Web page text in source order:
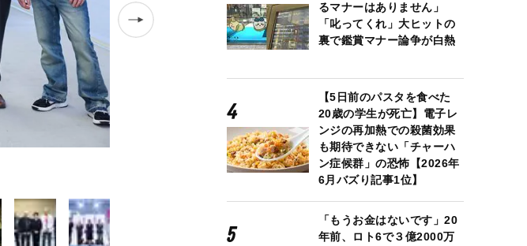
るマナーはありません」
「叱ってくれ」大ヒットの
裏で鑑賞マナー論争が白熱
【5日前のパスタを食べた
20歳の学生が死亡】電子レ
ンジの再加熱での殺菌効果
も期待できない「チャーハ
ン症候群」の恐怖【2026年
6月バズり記事1位】
「もうお金はないです」20
年前、ロト6で３億2000万